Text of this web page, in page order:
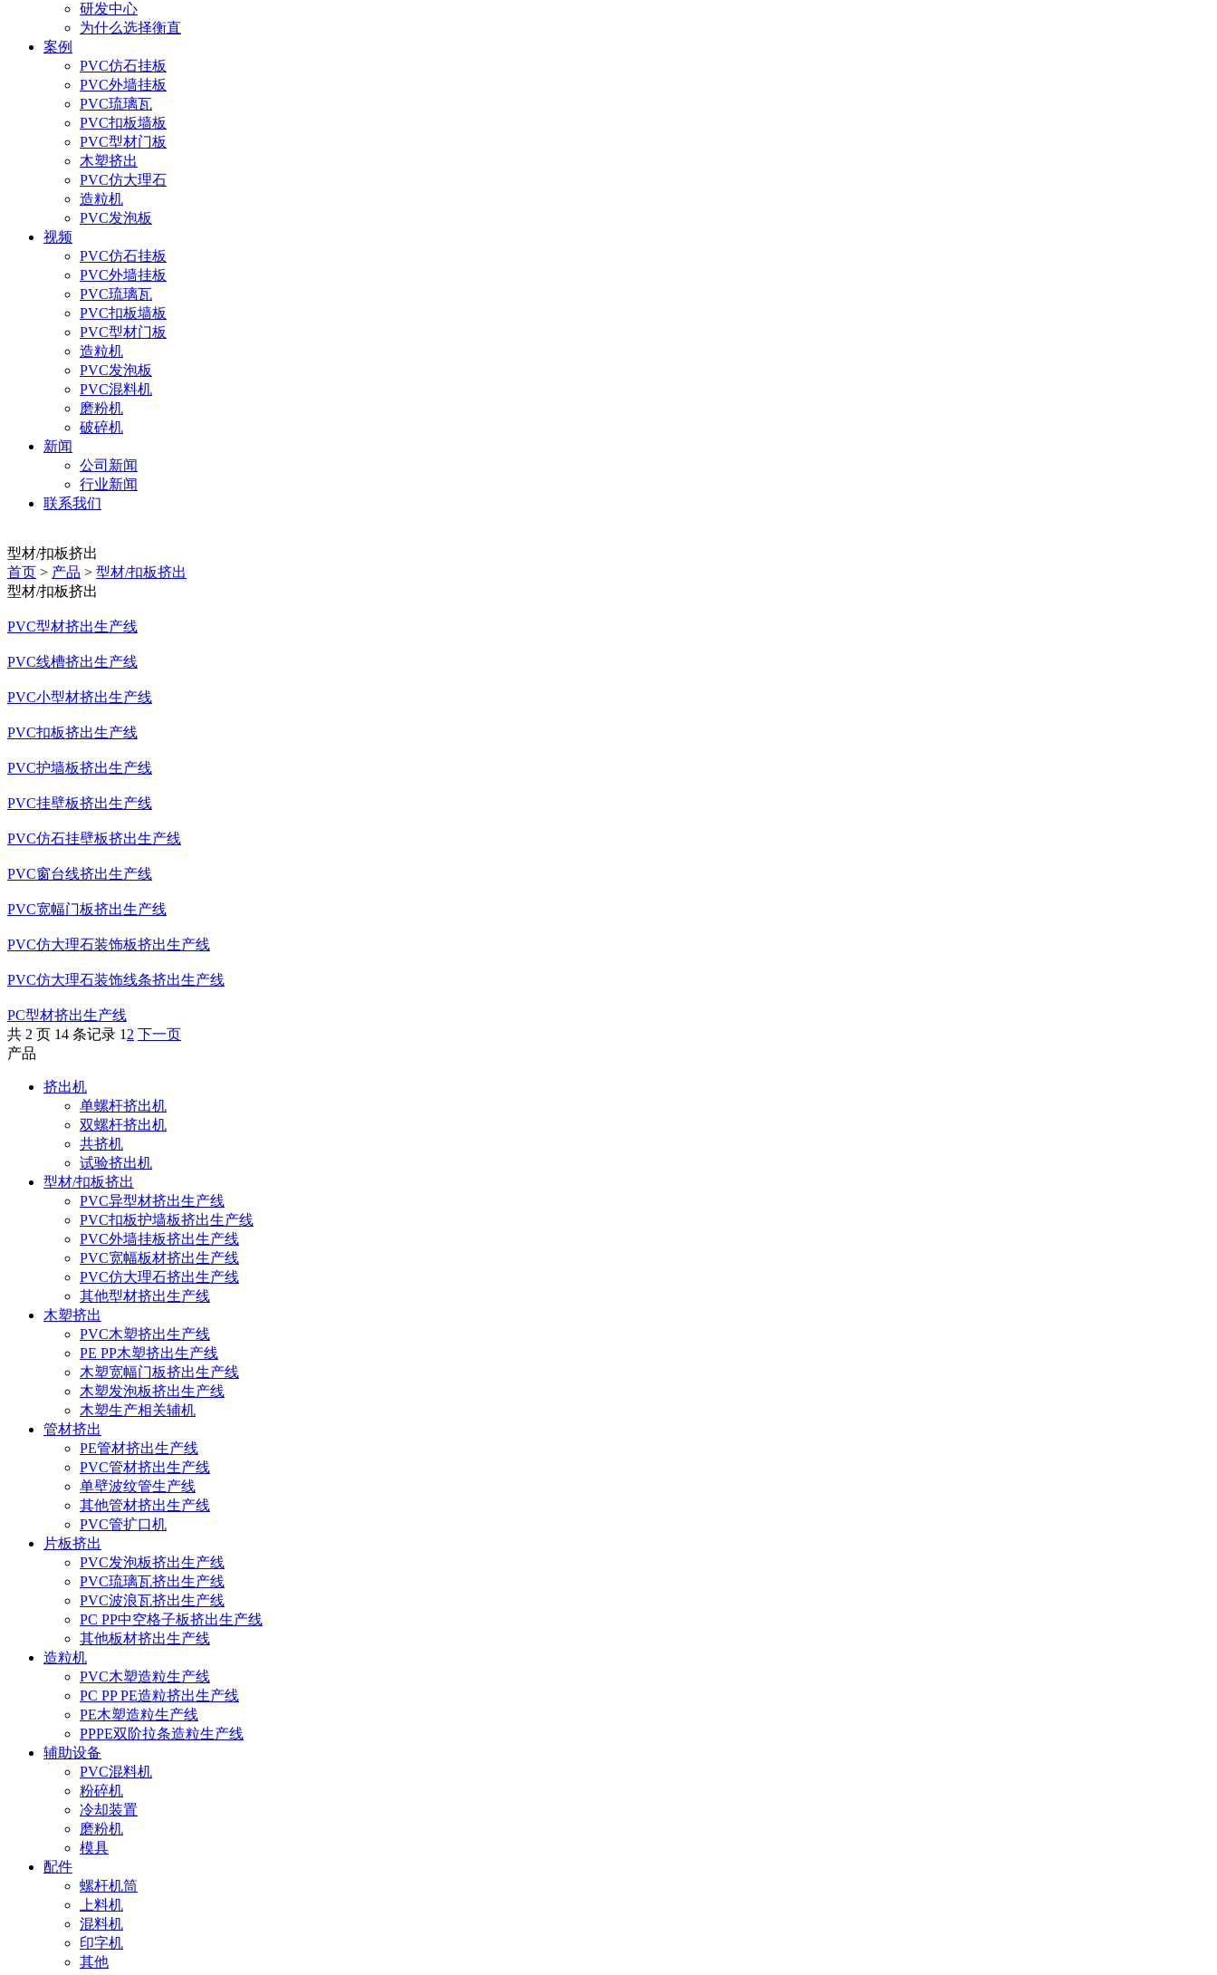
研发中心
为什么选择衡直
案例
PVC仿石挂板
PVC外墙挂板
PVC琉璃瓦
PVC扣板墙板
PVC型材门板
木塑挤出
PVC仿大理石
造粒机
PVC发泡板
视频
PVC仿石挂板
PVC外墙挂板
PVC琉璃瓦
PVC扣板墙板
PVC型材门板
造粒机
PVC发泡板
PVC混料机
磨粉机
破碎机
新闻
公司新闻
行业新闻
联系我们
型材/扣板挤出
首页 > 产品 > 型材/扣板挤出
型材/扣板挤出
PVC型材挤出生产线
PVC线槽挤出生产线
PVC小型材挤出生产线
PVC扣板挤出生产线
PVC护墙板挤出生产线
PVC挂壁板挤出生产线
PVC仿石挂壁板挤出生产线
PVC窗台线挤出生产线
PVC宽幅门板挤出生产线
PVC仿大理石装饰板挤出生产线
PVC仿大理石装饰线条挤出生产线
PC型材挤出生产线
共 2 页 14 条记录 1 2 下一页
产品
挤出机
单螺杆挤出机
双螺杆挤出机
共挤机
试验挤出机
型材/扣板挤出
PVC异型材挤出生产线
PVC扣板护墙板挤出生产线
PVC外墙挂板挤出生产线
PVC宽幅板材挤出生产线
PVC仿大理石挤出生产线
其他型材挤出生产线
木塑挤出
PVC木塑挤出生产线
PE PP木塑挤出生产线
木塑宽幅门板挤出生产线
木塑发泡板挤出生产线
木塑生产相关辅机
管材挤出
PE管材挤出生产线
PVC管材挤出生产线
单壁波纹管生产线
其他管材挤出生产线
PVC管扩口机
片板挤出
PVC发泡板挤出生产线
PVC琉璃瓦挤出生产线
PVC波浪瓦挤出生产线
PC PP中空格子板挤出生产线
其他板材挤出生产线
造粒机
PVC木塑造粒生产线
PC PP PE造粒挤出生产线
PE木塑造粒生产线
PPPE双阶拉条造粒生产线
辅助设备
PVC混料机
粉碎机
冷却装置
磨粉机
模具
配件
螺杆机筒
上料机
混料机
印字机
其他